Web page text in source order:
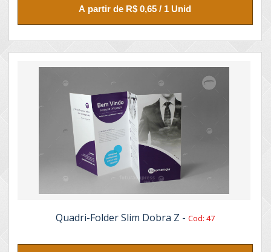
A partir de R$ 0,65 / 1 Unid
Quadri-Folder Slim Dobra Z - Cod: 47